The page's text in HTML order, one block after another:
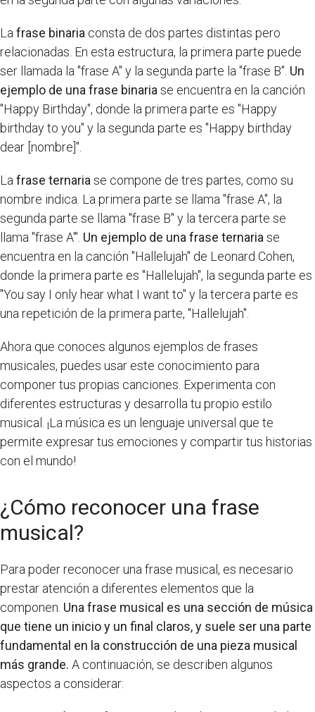
La frase binaria consta de dos partes distintas pero
relacionadas. En esta estructura, la primera parte puede
ser llamada la "frase A" y la segunda parte la "frase B". Un
ejemplo de una frase binaria se encuentra en la canción
"Happy Birthday", donde la primera parte es "Happy
birthday to you" y la segunda parte es "Happy birthday
dear [nombre]".
La frase ternaria se compone de tres partes, como su
nombre indica. La primera parte se llama "frase A", la
segunda parte se llama "frase B" y la tercera parte se
llama "frase A'". Un ejemplo de una frase ternaria se
encuentra en la canción "Hallelujah" de Leonard Cohen,
donde la primera parte es "Hallelujah", la segunda parte es
"You say I only hear what I want to" y la tercera parte es
una repetición de la primera parte, "Hallelujah".
Ahora que conoces algunos ejemplos de frases
musicales, puedes usar este conocimiento para
componer tus propias canciones. Experimenta con
diferentes estructuras y desarrolla tu propio estilo
musical. ¡La música es un lenguaje universal que te
permite expresar tus emociones y compartir tus historias
con el mundo!
¿Cómo reconocer una frase
musical?
Para poder reconocer una frase musical, es necesario
prestar atención a diferentes elementos que la
componen. Una frase musical es una sección de música
que tiene un inicio y un final claros, y suele ser una parte
fundamental en la construcción de una pieza musical
más grande. A continuación, se describen algunos
aspectos a considerar: